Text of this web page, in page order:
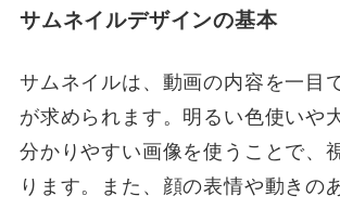
サムネイルデザインの基本
サムネイルは、動画の内容を一目
が求められます。明るい色使いや
分かりやすい画像を使うことで、
ります。また、顔の表情や動きの